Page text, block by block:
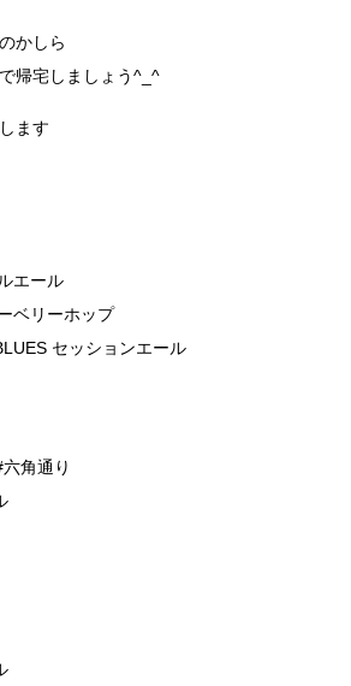
かしら
帰宅しましょう^_^
ます
エール
ベリーホップ
セッションエール
角通り